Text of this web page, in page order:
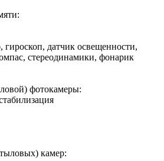
:
гироскоп, датчик освещенности,
стереодинамики, фонарик
фотокамеры:
камер: